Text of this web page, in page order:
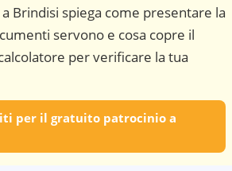
Brindisi spiega come presentare la
servono e cosa copre il
per verificare la tua
per il gratuito patrocinio a